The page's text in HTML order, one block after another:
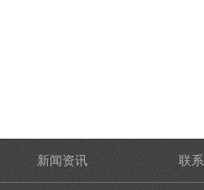
新闻资讯 联